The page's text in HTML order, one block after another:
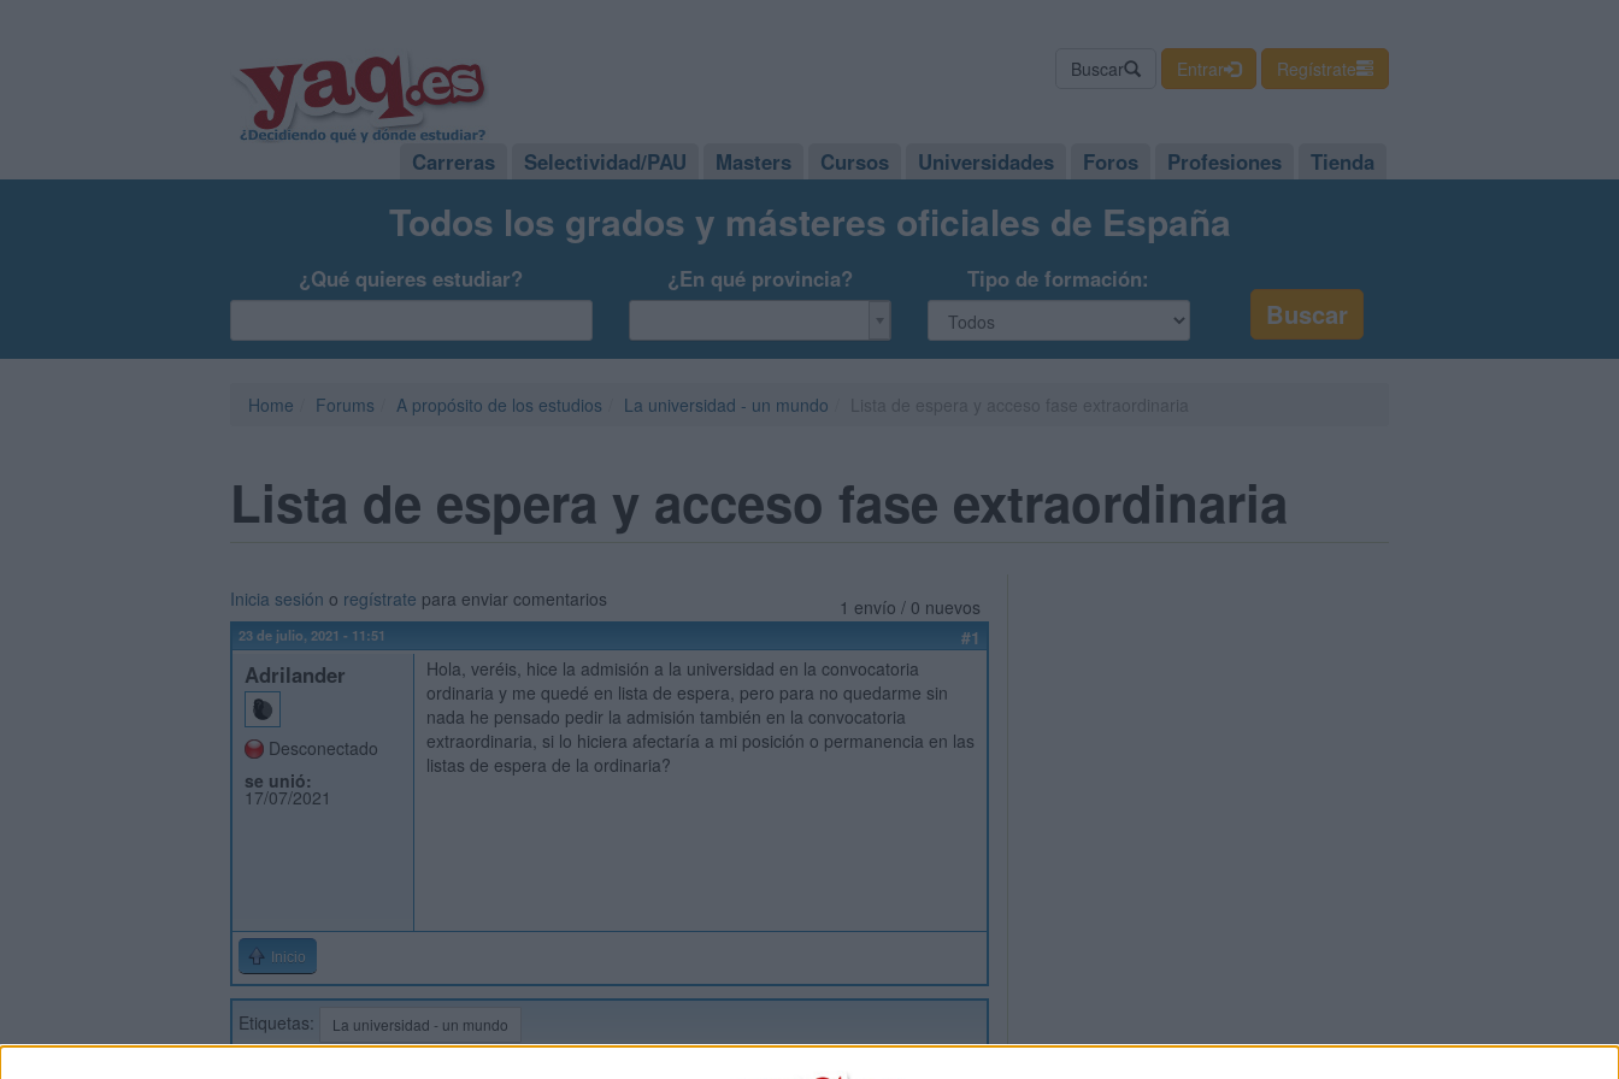
Buscar Entrar Regístrate
Carreras Selectividad/PAU Masters Cursos Universidades Foros Profesiones Tienda
Todos los grados y másteres oficiales de España
¿Qué quieres estudiar? ¿En qué provincia? Tipo de formación:
Home Forums A propósito de los estudios La universidad - un mundo
Lista de espera y acceso fase extraordinaria
1 envío / 0 nuevos
Inicia sesión o regístrate para enviar comentarios
23 de julio, 2021 - 11:51 #1
Adrilander
Desconectado
se unió:
17/07/2021
Hola, veréis, hice la admisión a la universidad en la convocatoria
ordinaria y me quedé en lista de espera, pero para no quedarme sin
nada he pensado pedir la admisión también en la convocatoria
extraordinaria, si lo hiciera afectaría a mi posición o permanencia en las
listas de espera de la ordinaria?
Inicio
Etiquetas: La universidad - un mundo